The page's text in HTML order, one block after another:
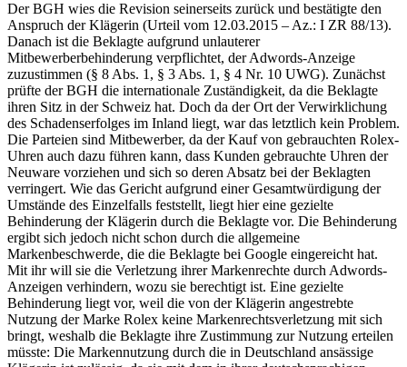
Der BGH wies die Revision seinerseits zurück und bestätigte den
Anspruch der Klägerin (Urteil vom 12.03.2015 – Az.: I ZR 88/13).
Danach ist die Beklagte aufgrund unlauterer
Mitbewerberbehinderung verpflichtet, der Adwords-Anzeige
zuzustimmen (§ 8 Abs. 1, § 3 Abs. 1, § 4 Nr. 10 UWG). Zunächst
prüfte der BGH die internationale Zuständigkeit, da die Beklagte
ihren Sitz in der Schweiz hat. Doch da der Ort der Verwirklichung
des Schadenserfolges im Inland liegt, war das letztlich kein Problem.
Die Parteien sind Mitbewerber, da der Kauf von gebrauchten Rolex-
Uhren auch dazu führen kann, dass Kunden gebrauchte Uhren der
Neuware vorziehen und sich so deren Absatz bei der Beklagten
verringert. Wie das Gericht aufgrund einer Gesamtwürdigung der
Umstände des Einzelfalls feststellt, liegt hier eine gezielte
Behinderung der Klägerin durch die Beklagte vor. Die Behinderung
ergibt sich jedoch nicht schon durch die allgemeine
Markenbeschwerde, die die Beklagte bei Google eingereicht hat.
Mit ihr will sie die Verletzung ihrer Markenrechte durch Adwords-
Anzeigen verhindern, wozu sie berechtigt ist. Eine gezielte
Behinderung liegt vor, weil die von der Klägerin angestrebte
Nutzung der Marke Rolex keine Markenrechtsverletzung mit sich
bringt, weshalb die Beklagte ihre Zustimmung zur Nutzung erteilen
müsste: Die Markennutzung durch die in Deutschland ansässige